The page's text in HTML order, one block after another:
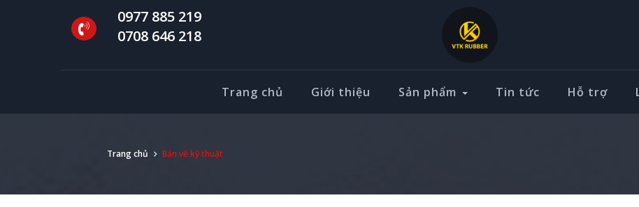
0977 885 219
0708 646 218
Trang chủ Giới thiệu Sản phẩm Tin tức Hỗ trợ
Trang chủ Bản vẽ kỹ thuật